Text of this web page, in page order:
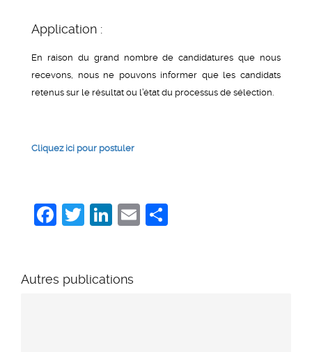
Application :
En raison du grand nombre de candidatures que nous
recevons, nous ne pouvons informer que les candidats
retenus sur le résultat ou l’état du processus de sélection.
Cliquez ici pour postuler
Facebook
Twitter
LinkedIn
Email
Autres publications